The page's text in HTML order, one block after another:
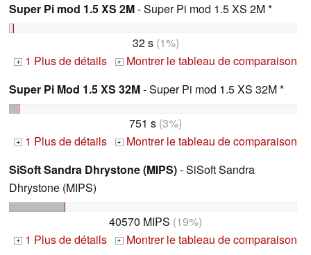
Super Pi mod 1.5 XS 2M- Super Pi mod 1.5 XS 2M *
32 s(1%)
+ 1 Plus de détails + Montrer le tableau de comparaison
Super Pi Mod 1.5 XS 32M- Super Pi mod 1.5 XS 32M *
751 s (3%)
+ 1 Plus de détails + Montrer le tableau de comparaison
SiSoft Sandra Dhrystone (MIPS)- SiSoft Sandra
Dhrystone (MIPS)
40570 MIPS (19%)
+ 1 Plus de détails + Montrer le tableau de comparaison